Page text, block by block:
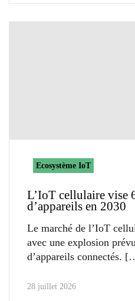
Ecosystème IoT
L’IoT cellulaire vise
d’appareils en 2030
Le marché de l’IoT
avec une explosion
d’appareils connectés.
28 juillet 2026